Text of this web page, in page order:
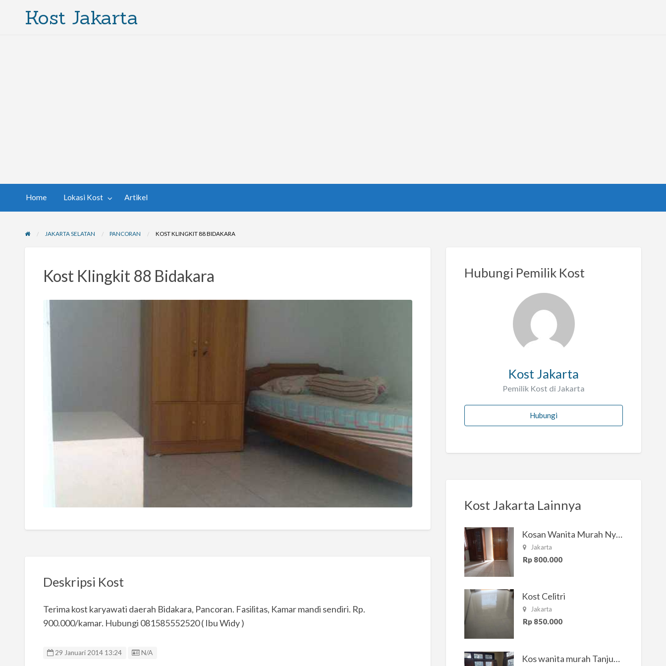
Kost Jakarta
Home Lokasi Kost Artikel
JAKARTA SELATAN PANCORAN KOST KLINGKIT 88 BIDAKARA
Kost Klingkit 88 Bidakara
Deskripsi Kost
Terima kost karyawati daerah Bidakara, Pancoran. Fasilitas, Kamar mandi sendiri. Rp.
900.000/kamar. Hubungi 081585552520 ( Ibu Widy )
29 Januari 2014 13:24 Listing ID
N/A
Hubungi Pemilik Kost
Kost Jakarta
Pemilik Kost di Jakarta
Hubungi
Kost Jakarta Lainnya
Kosan Wanita Murah Nyaman di Jakarta Selatan
Jakarta
Rp 800.000
Kost Celitri
Jakarta
Rp 850.000
Kos wanita murah Tanjung Duren Jakarta Barat